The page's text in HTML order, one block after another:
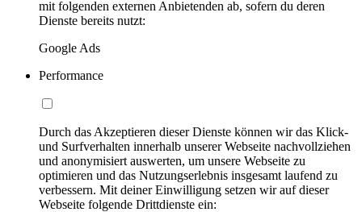
mit folgenden externen Anbietenden ab, sofern du deren
Dienste bereits nutzt:
Google Ads
Performance
Durch das Akzeptieren dieser Dienste können wir das Klick-
und Surfverhalten innerhalb unserer Webseite nachvollziehen
und anonymisiert auswerten, um unsere Webseite zu
optimieren und das Nutzungserlebnis insgesamt laufend zu
verbessern. Mit deiner Einwilligung setzen wir auf dieser
Webseite folgende Drittdienste ein: